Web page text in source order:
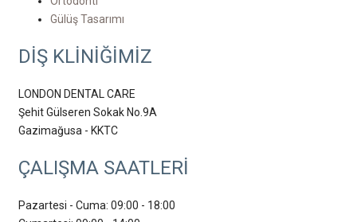
Gülüş Tasarımı
DİŞ KLİNİĞİMİZ
LONDON DENTAL CARE
Şehit Gülseren Sokak No.9A
Gazimağusa - KKTC
ÇALIŞMA SAATLERİ
Pazartesi - Cuma: 09:00 - 18:00